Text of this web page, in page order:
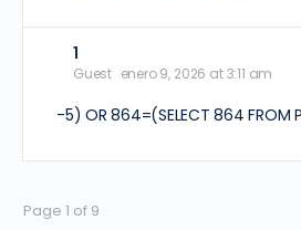
1
Guest enero 9, 2026 at 3:11 am
-5) OR 864=(SELECT 864 FROM
Page 1 of 9